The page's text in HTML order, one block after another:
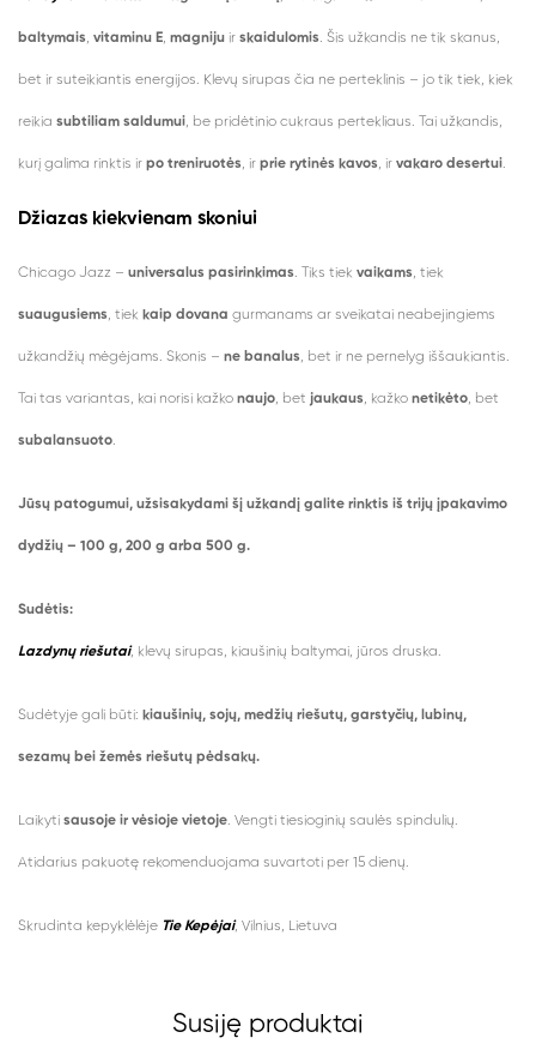
baltymais, vitaminu E, magniju ir skaidulomis. Šis užkandis ne tik skanus,
bet ir suteikiantis energijos. Klevų sirupas čia ne perteklinis – jo tik tiek, kiek
reikia subtiliam saldumui, be pridėtinio cukraus pertekliaus. Tai užkandis,
kurį galima rinktis ir po treniruotės, ir prie rytinės kavos, ir vakaro desertui.
Džiazas kiekvienam skoniui
Chicago Jazz – universalus pasirinkimas. Tiks tiek vaikams, tiek
suaugusiems, tiek kaip dovana gurmanams ar sveikatai neabejingiems
užkandžių mėgėjams. Skonis – ne banalus, bet ir ne pernelyg iššaukiantis.
Tai tas variantas, kai norisi kažko naujo, bet jaukaus, kažko netikėto, bet
subalansuoto.
Jūsų patogumui, užsisakydami šį užkandį galite rinktis iš trijų įpakavimo
dydžių – 100 g, 200 g arba 500 g.
Sudėtis:
Lazdynų riešutai, klevų sirupas, kiaušinių baltymai, jūros druska.
Sudėtyje gali būti: kiaušinių, sojų, medžių riešutų, garstyčių, lubinų,
sezamų bei žemės riešutų pėdsakų.
Laikyti sausoje ir vėsioje vietoje. Vengti tiesioginių saulės spindulių.
Atidarius pakuotę rekomenduojama suvartoti per 15 dienų.
Skrudinta kepyklėlėje Tie Kepėjai, Vilnius, Lietuva
Susiję produktai